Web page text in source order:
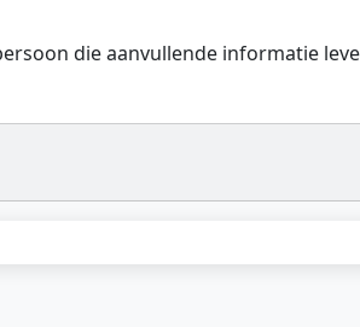
die aanvullende informatie